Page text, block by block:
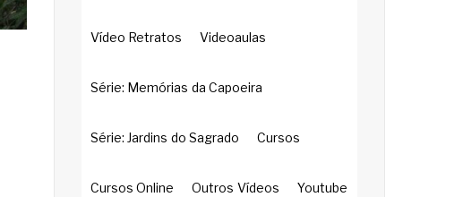
Vídeo Retratos Videoaulas
Série: Memórias da Capoeira
Série: Jardins do Sagrado Cursos
Cursos Online Outros Vídeos Youtube